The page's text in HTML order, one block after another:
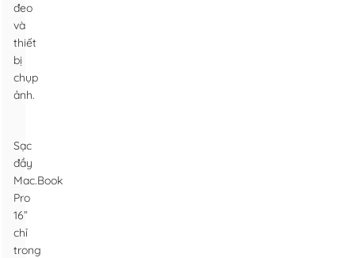
đeo
và
thiết
bị
chụp
ảnh.
Sạc
đầy
Mac.Book
Pro
16”
chỉ
trong